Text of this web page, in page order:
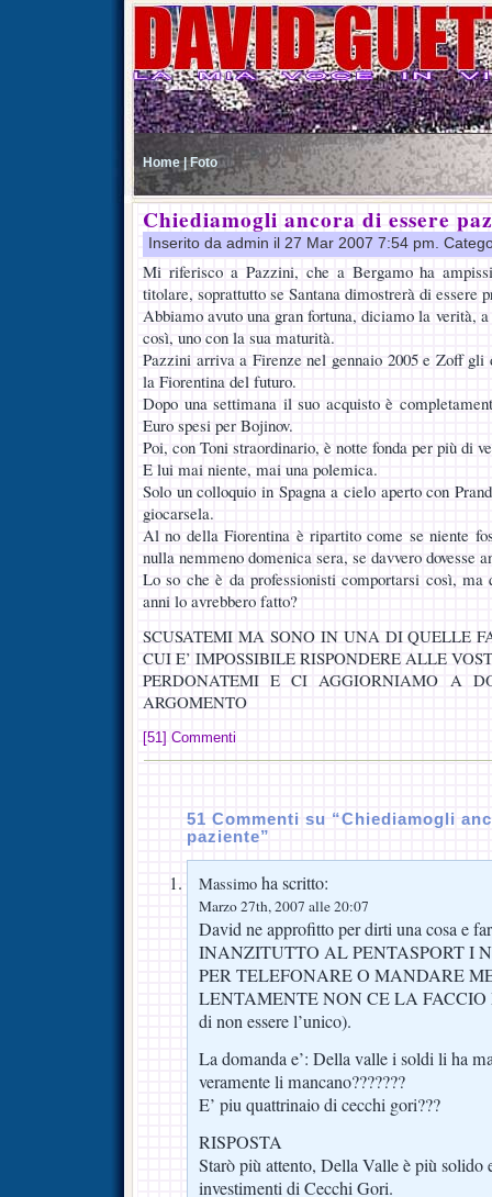
Home | Foto
Chiediamogli ancora di essere
Inserito da admin il 27 Mar 2007 7:54 pm.
Mi riferisco a Pazzini, che a Bergamo ha
titolare, soprattutto se Santana dimostrerà di essere
Abbiamo avuto una gran fortuna, diciamo la verità,
così, uno con la sua maturità.
Pazzini arriva a Firenze nel gennaio 2005 e Zoff gli
la Fiorentina del futuro.
Dopo una settimana il suo acquisto è
Euro spesi per Bojinov.
Poi, con Toni straordinario, è notte fonda per più di
E lui mai niente, mai una polemica.
Solo un colloquio in Spagna a cielo aperto con
giocarsela.
Al no della Fiorentina è ripartito come se niente
nulla nemmeno domenica sera, se davvero dovesse
Lo so che è da professionisti comportarsi così,
anni lo avrebbero fatto?
SCUSATEMI MA SONO IN UNA DI QUELLE
CUI E’ IMPOSSIBILE RISPONDERE ALLE
PERDONATEMI E CI AGGIORNIAMO A
ARGOMENTO
[51] Commenti
51 Commenti su “Chiediamogli
paziente”
Massimo ha scritto:
Marzo 27th, 2007 alle 20:07
David ne approfitto per dirti una cosa e
INANZITUTTO AL PENTASPORT I
PER TELEFONARE O MANDARE
LENTAMENTE NON CE LA
di non essere l’unico).
La domanda e’: Della valle i soldi li ha
veramente li mancano???????
E’ piu quattrinaio di cecchi gori???
RISPOSTA
Starò più attento, Della Valle è più solido
investimenti di Cecchi Gori.